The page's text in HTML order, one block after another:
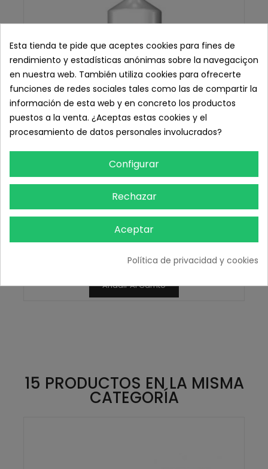
Quitaesmalte Sin Acetona, 1.000 ml.
7,16 € IVA inc.
5,92 € sin IVA
Añadir Al Carrito
15 PRODUCTOS EN LA MISMA
CATEGORÍA
Esta tienda te pide que aceptes cookies para fines de
rendimiento y estadísticas anónimas sobre la navegaciçon
en nuestra web. También utiliza cookies para ofrecerte
funciones de redes sociales tales como las de compartir la
información de esta web y en concreto los productos
puestos a la venta. ¿Aceptas estas cookies y el
procesamiento de datos personales involucrados?
Configurar
Rechazar
Aceptar
Política de privacidad y cookies